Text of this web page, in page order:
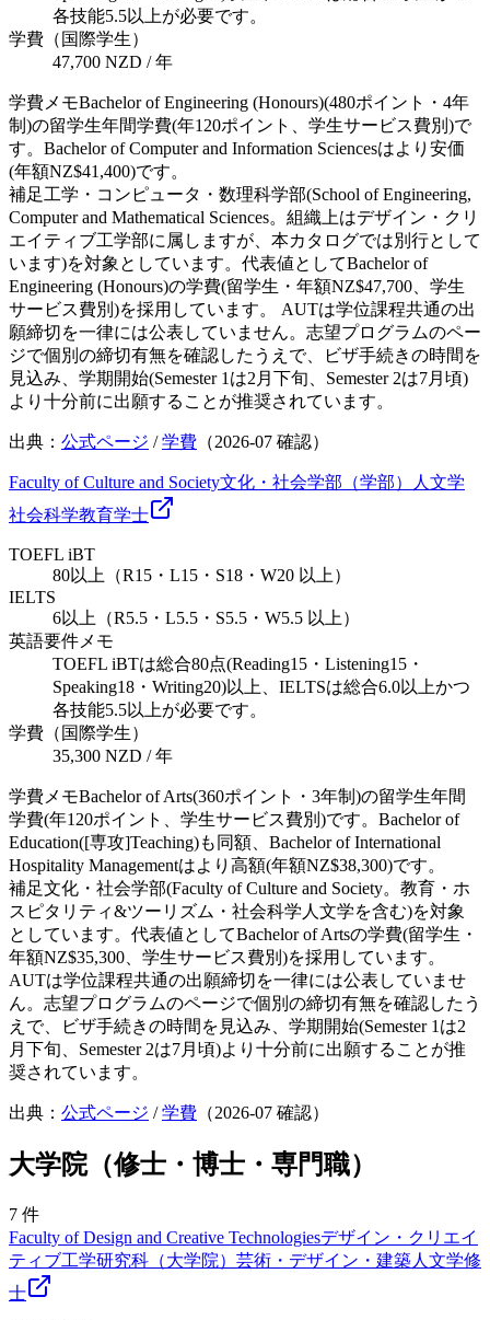
各技能5.5以上が必要です。
学費（国際学生）
47,700 NZD / 年
学費メモBachelor of Engineering (Honours)(480ポイント・4年
制)の留学生年間学費(年120ポイント、学生サービス費別)で
す。Bachelor of Computer and Information Sciencesはより安価
(年額NZ$41,400)です。
補足工学・コンピュータ・数理科学部(School of Engineering,
Computer and Mathematical Sciences。組織上はデザイン・クリ
エイティブ工学部に属しますが、本カタログでは別行として
います)を対象としています。代表値としてBachelor of
Engineering (Honours)の学費(留学生・年額NZ$47,700、学生
サービス費別)を採用しています。 AUTは学位課程共通の出
願締切を一律には公表していません。志望プログラムのペー
ジで個別の締切有無を確認したうえで、ビザ手続きの時間を
見込み、学期開始(Semester 1は2月下旬、Semester 2は7月頃)
より十分前に出願することが推奨されています。
出典： 公式ページ /学費 （2026-07 確認）
Faculty of Culture and Society文化・社会学部（学部）
人文学
社会科学教育学士
TOEFL iBT
80以上（R15・L15・S18・W20 以上）
IELTS
6以上（R5.5・L5.5・S5.5・W5.5 以上）
英語要件メモ
TOEFL iBTは総合80点(Reading15・Listening15・
Speaking18・Writing20)以上、IELTSは総合6.0以上かつ
各技能5.5以上が必要です。
学費（国際学生）
35,300 NZD / 年
学費メモBachelor of Arts(360ポイント・3年制)の留学生年間
学費(年120ポイント、学生サービス費別)です。Bachelor of
Education([専攻]Teaching)も同額、Bachelor of International
Hospitality Managementはより高額(年額NZ$38,300)です。
補足文化・社会学部(Faculty of Culture and Society。教育・ホ
スピタリティ&ツーリズム・社会科学人文学を含む)を対象
としています。代表値としてBachelor of Artsの学費(留学生・
年額NZ$35,300、学生サービス費別)を採用しています。
AUTは学位課程共通の出願締切を一律には公表していませ
ん。志望プログラムのページで個別の締切有無を確認したう
えで、ビザ手続きの時間を見込み、学期開始(Semester 1は2
月下旬、Semester 2は7月頃)より十分前に出願することが推
奨されています。
出典： 公式ページ /学費 （2026-07 確認）
大学院（修士・博士・専門職）
7 件
Faculty of Design and Creative Technologiesデザイン・クリエイ
ティブ工学研究科（大学院） 芸術・デザイン・建築人文学修
士